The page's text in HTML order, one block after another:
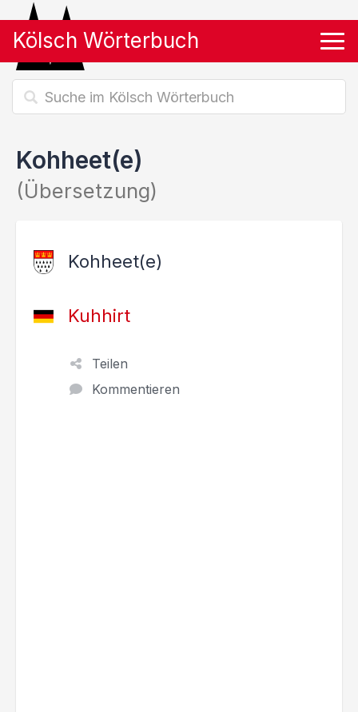
Kölsch Wörterbuch
Kohheet(e)
(Übersetzung)
Kohheet(e)
Kuhhirt
Teilen
Kommentieren